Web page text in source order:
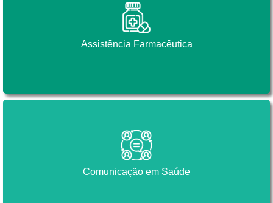
Assistência Farmacêutica
Assistência Farmacêutica
Comunicação em Saúde
Comunicação em Saúde